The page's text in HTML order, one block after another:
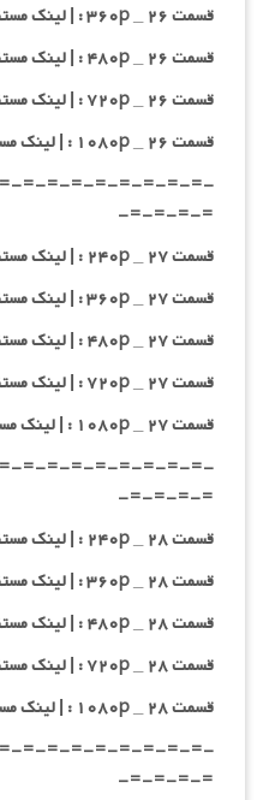
قسمت ۲۶ _ ۳۶۰p : | لینک مستقیم | دوبله فارسی
قسمت ۲۶ _ ۴۸۰p : | لینک مستقیم | دوبله فارسی
قسمت ۲۶ _ ۷۲۰p : | لینک مستقیم | دوبله فارسی
قسمت ۲۶ _ ۱۰۸۰p : | لینک مستقیم | دوبله فارسی
=-=-=-=-=-=-=-=-
=-=-=-=-
قسمت ۲۷ _ ۲۴۰p : | لینک مستقیم | دوبله فارسی
قسمت ۲۷ _ ۳۶۰p : | لینک مستقیم | دوبله فارسی
قسمت ۲۷ _ ۴۸۰p : | لینک مستقیم | دوبله فارسی
قسمت ۲۷ _ ۷۲۰p : | لینک مستقیم | دوبله فارسی
قسمت ۲۷ _ ۱۰۸۰p : | لینک مستقیم | دوبله فارسی
=-=-=-=-=-=-=-=-
=-=-=-=-
قسمت ۲۸ _ ۲۴۰p : | لینک مستقیم | دوبله فارسی
قسمت ۲۸ _ ۳۶۰p : | لینک مستقیم | دوبله فارسی
قسمت ۲۸ _ ۴۸۰p : | لینک مستقیم | دوبله فارسی
قسمت ۲۸ _ ۷۲۰p : | لینک مستقیم | دوبله فارسی
قسمت ۲۸ _ ۱۰۸۰p : | لینک مستقیم | دوبله فارسی
=-=-=-=-=-=-=-=-
=-=-=-=-